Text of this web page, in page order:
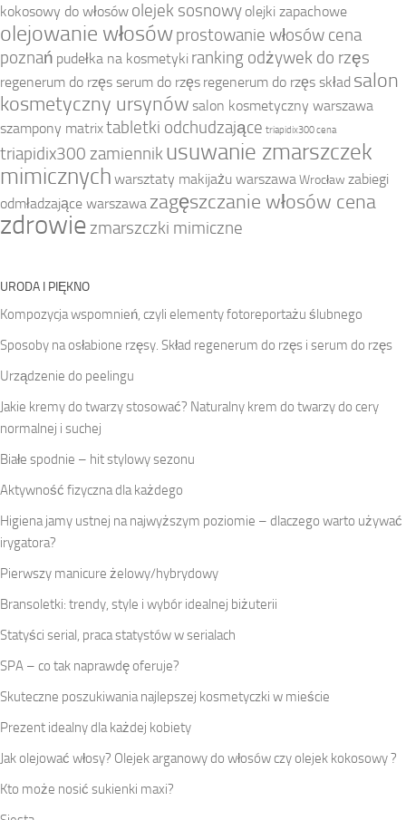
kokosowy do włosów olejek sosnowy olejki zapachowe
olejowanie włosówprostowanie włosów cena
poznań pudełka na kosmetyki ranking odżywek do rzęs
regenerum do rzęs serum do rzęs regenerum do rzęs skład salon
kosmetyczny ursynów salon kosmetyczny warszawa
szampony matrixtabletki odchudzające triapidix300 cena
triapidix300 zamiennikusuwanie zmarszczek
mimicznych warsztaty makijażu warszawaWrocław zabiegi
odmładzające warszawa zagęszczanie włosów cena
zdrowiezmarszczki mimiczne
URODA I PIĘKNO
Kompozycja wspomnień, czyli elementy fotoreportażu ślubnego
Sposoby na osłabione rzęsy. Skład regenerum do rzęs i serum do rzęs
Urządzenie do peelingu
Jakie kremy do twarzy stosować? Naturalny krem do twarzy do cery
normalnej i suchej
Białe spodnie – hit stylowy sezonu
Aktywność fizyczna dla każdego
Higiena jamy ustnej na najwyższym poziomie – dlaczego warto używać
irygatora?
Pierwszy manicure żelowy/hybrydowy
Bransoletki: trendy, style i wybór idealnej biżuterii
Statyści serial, praca statystów w serialach
SPA – co tak naprawdę oferuje?
Skuteczne poszukiwania najlepszej kosmetyczki w mieście
Prezent idealny dla każdej kobiety
Jak olejować włosy? Olejek arganowy do włosów czy olejek kokosowy ?
Kto może nosić sukienki maxi?